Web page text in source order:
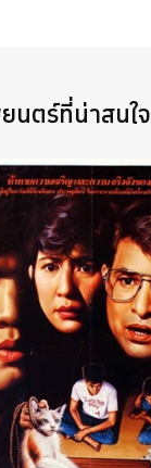
นตร์ที่น่าสนใจ